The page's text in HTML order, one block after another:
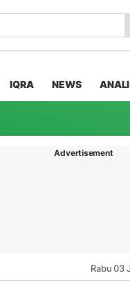
IQRA NEWS
Advertisement
Rabu 03